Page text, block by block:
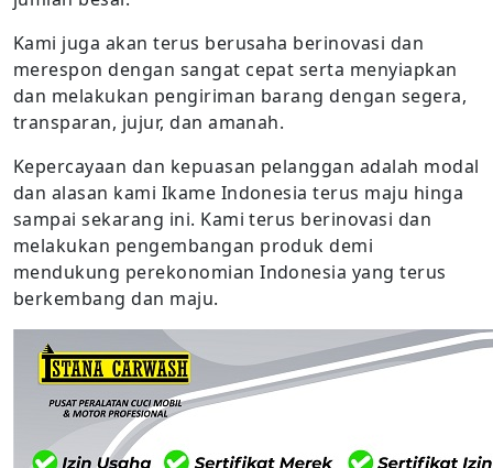
Kami juga akan terus berusaha berinovasi dan
merespon dengan sangat cepat serta menyiapkan
dan melakukan pengiriman barang dengan segera,
transparan, jujur, dan amanah.
Kepercayaan dan kepuasan pelanggan adalah modal
dan alasan kami Ikame Indonesia terus maju hinga
sampai sekarang ini. Kami terus berinovasi dan
melakukan pengembangan produk demi
mendukung perekonomian Indonesia yang terus
berkembang dan maju.